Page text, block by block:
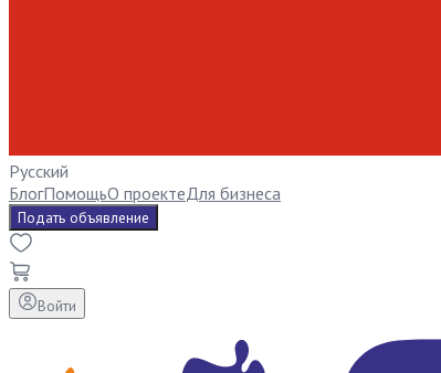
Русский
БлогПомощьО проектеДля бизнеса
Подать объявление
Войти